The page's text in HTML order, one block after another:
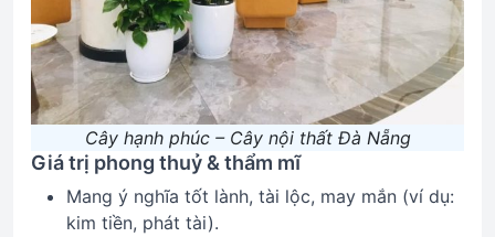
Cây hạnh phúc – Cây nội thất Đà Nẵng
Giá trị phong thuỷ & thẩm mĩ
Mang ý nghĩa tốt lành, tài lộc, may mắn (ví dụ:
kim tiền, phát tài).